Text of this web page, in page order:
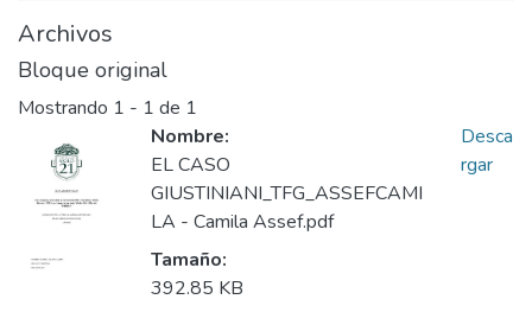
Archivos
Bloque original
Mostrando 1 - 1 de 1
Nombre:
EL CASO
GIUSTINIANI_TFG_ASSEFCAMI
LA - Camila Assef.pdf
Tamaño:
392.85 KB
Desca
rgar